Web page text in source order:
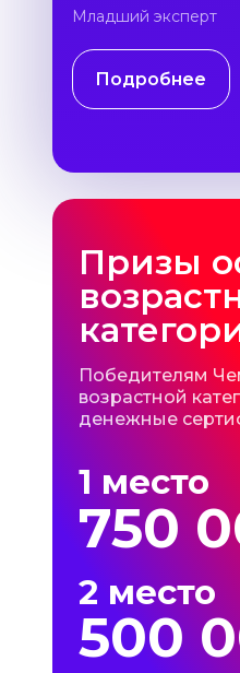
Младший эксперт
Подробнее
Призы
750
Победителям
возрастной
денежные
2 место
500
1 место